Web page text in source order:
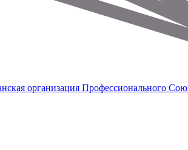
организация Профессионального